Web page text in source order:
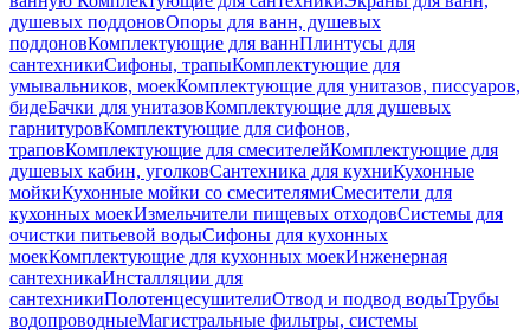
душевых поддоновОпоры для ванн, душевых
поддоновКомплектующие для ваннПлинтусы для
сантехникиСифоны, трапыКомплектующие для
умывальников, моекКомплектующие для унитазов, писсуаров,
бидеБачки для унитазовКомплектующие для душевых
гарнитуровКомплектующие для сифонов,
траповКомплектующие для смесителейКомплектующие для
душевых кабин, уголковСантехника для кухниКухонные
мойкиКухонные мойки со смесителямиСмесители для
кухонных моекИзмельчители пищевых отходовСистемы для
очистки питьевой водыСифоны для кухонных
моекКомплектующие для кухонных моекИнженерная
сантехникаИнсталляции для
сантехникиПолотенцесушителиОтвод и подвод водыТрубы
водопроводныеМагистральные фильтры, системы